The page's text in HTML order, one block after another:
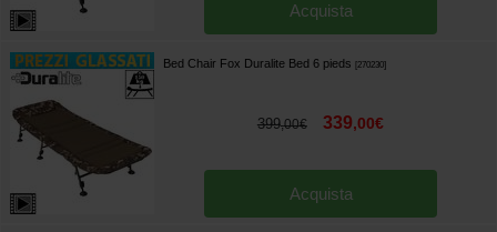
Acquista
Bed Chair Fox Duralite Bed 6 pieds 270230]
399,00€ 339,00€
Acquista